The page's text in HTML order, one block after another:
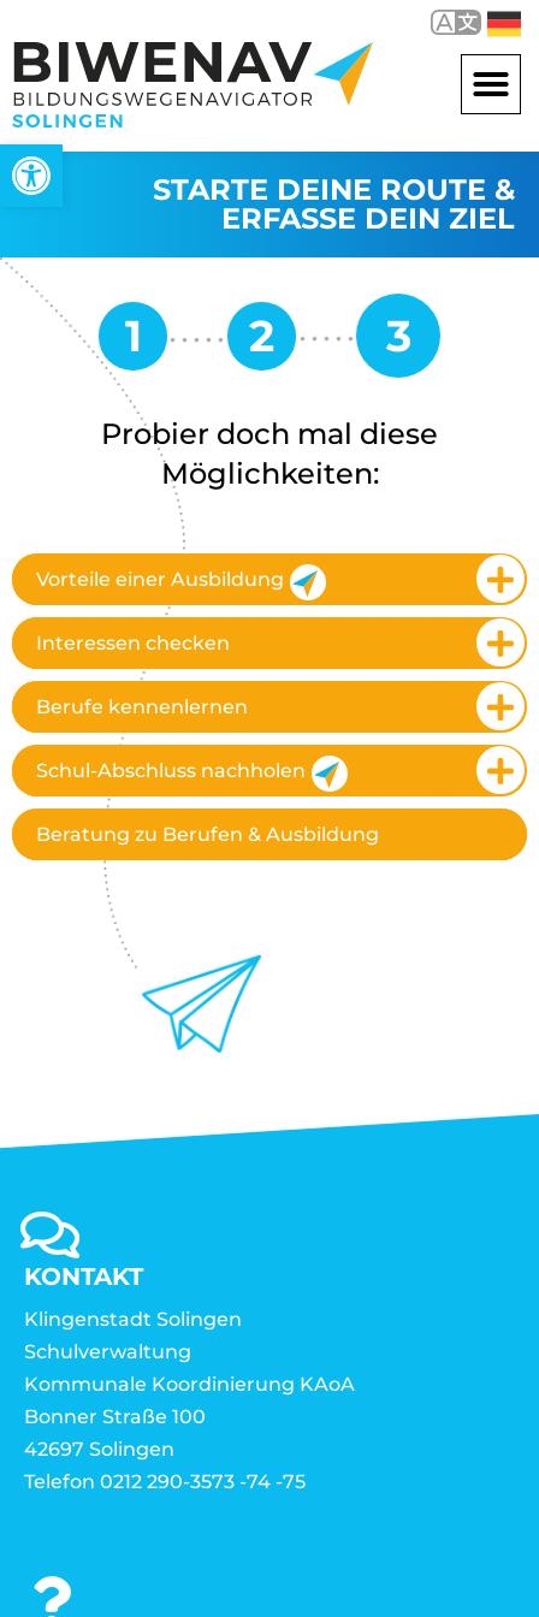
Werkzeugleiste öffnen
STARTE DEINE ROUTE &
ERFASSE DEIN ZIEL
Probier doch mal diese
Möglichkeiten:
Vorteile einer Ausbildung
Interessen checken
Berufe kennenlernen
Schul-Abschluss nachholen
Beratung zu Berufen & Ausbildung
KONTAKT
Klingenstadt Solingen
Schulverwaltung
Kommunale Koordinierung KAoA
Bonner Straße 100
42697 Solingen
Telefon 0212 290-3573 -74 -75